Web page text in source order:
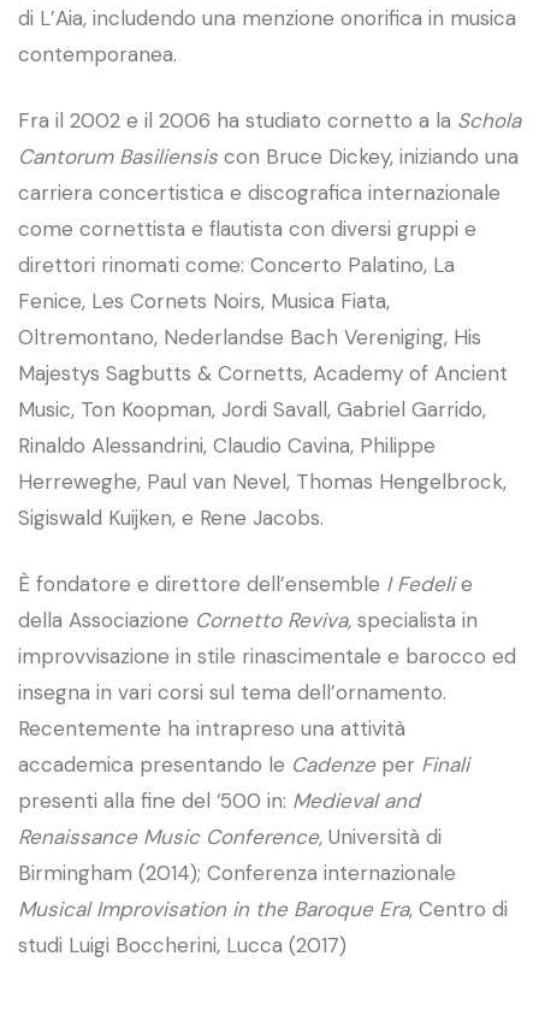
di L’Aia, includendo una menzione onorifica in musica
contemporanea.
Fra il 2002 e il 2006 ha studiato cornetto a la Schola
Cantorum Basiliensis con Bruce Dickey, iniziando una
carriera concertistica e discografica internazionale
come cornettista e flautista con diversi gruppi e
direttori rinomati come: Concerto Palatino, La
Fenice, Les Cornets Noirs, Musica Fiata,
Oltremontano, Nederlandse Bach Vereniging, His
Majestys Sagbutts & Cornetts, Academy of Ancient
Music, Ton Koopman, Jordi Savall, Gabriel Garrido,
Rinaldo Alessandrini, Claudio Cavina, Philippe
Herreweghe, Paul van Nevel, Thomas Hengelbrock,
Sigiswald Kuijken, e Rene Jacobs.
È fondatore e direttore dell’ensemble I Fedelie
della Associazione Cornetto Reviva, specialista in
improvvisazione in stile rinascimentale e barocco ed
insegna in vari corsi sul tema dell’ornamento.
Recentemente ha intrapreso una attività
accademica presentando le Cadenzeper Finali
presenti alla fine del ‘500 in: Medieval and
Renaissance Music Conference, Università di
Birmingham (2014); Conferenza internazionale
Musical Improvisation in the Baroque Era, Centro di
studi Luigi Boccherini, Lucca (2017)